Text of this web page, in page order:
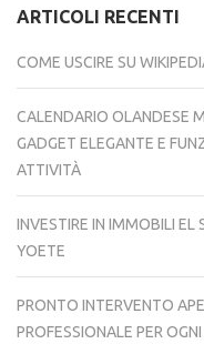
ARTICOLI RECENTI
COME USCIRE SU
CALENDARIO OLANDESE
GADGET ELEGANTE E
ATTIVITÀ
INVESTIRE IN IMMOBILI EL
YOETE
PRONTO INTERVENTO
PROFESSIONALE PER